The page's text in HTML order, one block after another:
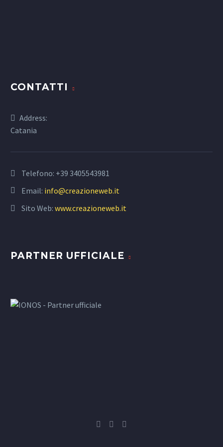
CONTATTI
Address:
Catania
Telefono: +39 3405543981
Email: info@creazioneweb.it
Sito Web: www.creazioneweb.it
PARTNER UFFICIALE